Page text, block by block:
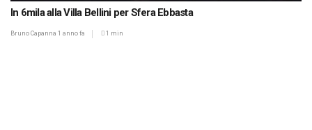
In 6mila alla Villa Bellini per Sfera Ebbasta
Bruno Capanna 1 anno fa 1 min